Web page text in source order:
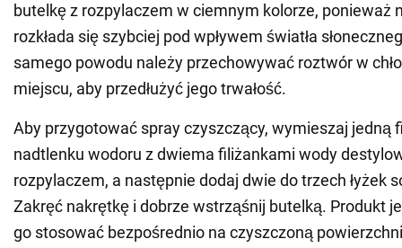
butelkę z rozpylaczem w ciemnym kolorze, ponieważ
rozkłada się szybciej pod wpływem światła
samego powodu należy przechowywać roztwór w
miejscu, aby przedłużyć jego trwałość.
Aby przygotować spray czyszczący, wymieszaj jedną
nadtlenku wodoru z dwiema filiżankami wody
rozpylaczem, a następnie dodaj dwie do trzech łyżek
Zakręć nakrętkę i dobrze wstrząśnij butelką. Produkt
go stosować bezpośrednio na czyszczoną